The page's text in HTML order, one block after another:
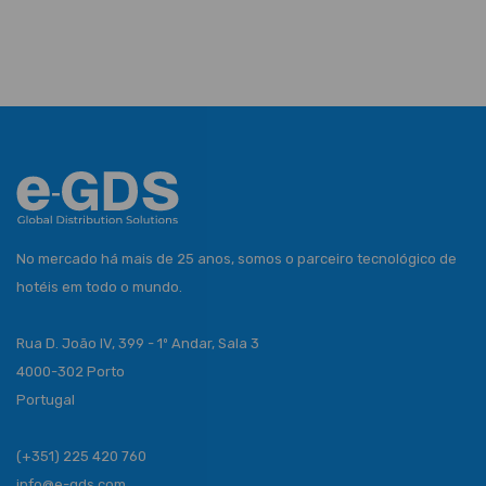
No mercado há mais de 25 anos, somos o parceiro tecnológico de
hotéis em todo o mundo.
Rua D. João IV, 399 - 1º Andar, Sala 3
4000-302 Porto
Portugal
(+351) 225 420 760